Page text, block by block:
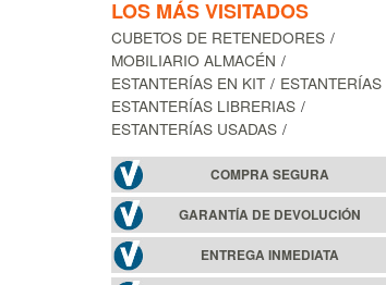
LOS MÁS VISITADOS
CUBETOS DE RETENEDORES
MOBILIARIO ALMACÉN
ESTANTERÍAS EN KIT
ESTANTERÍAS
ESTANTERÍAS LIBRERIAS
ESTANTERÍAS USADAS
COMPRA SEGURA
GARANTÍA DE DEVOLUCIÓN
ENTREGA INMEDIATA